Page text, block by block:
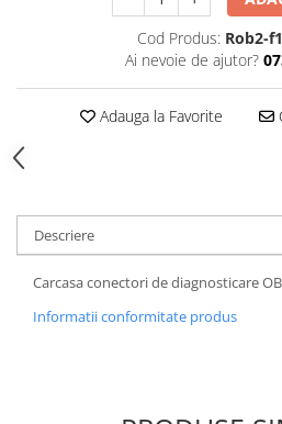
Cod Produs: Rob2-
Ai nevoie de ajutor?
Adauga la Favorite
Descriere
Carcasa conectori de diagnosticare
Informatii conformitate produs